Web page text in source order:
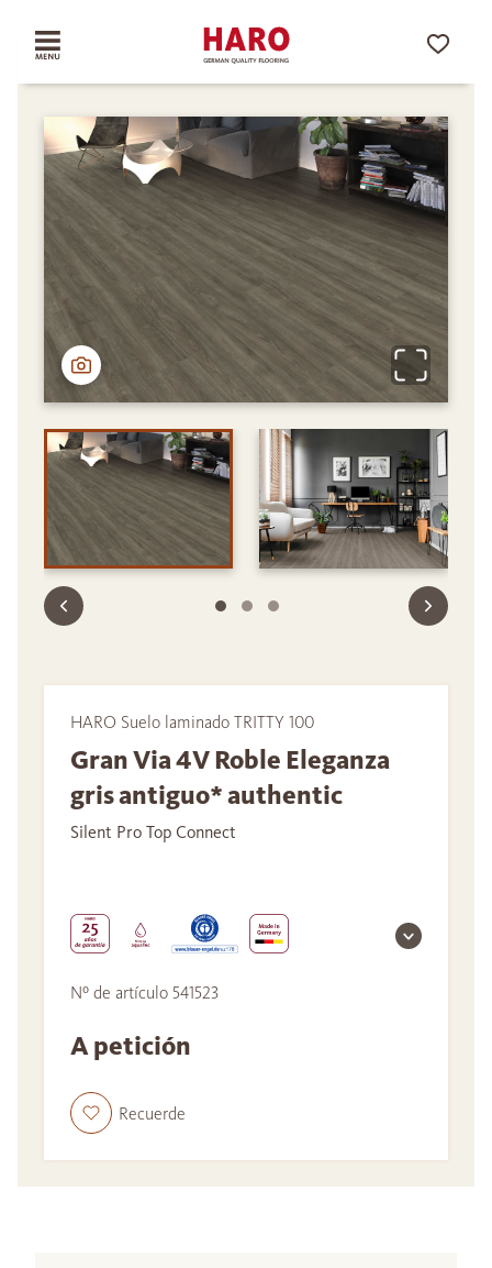
HARO Suelo laminado TRITTY 100
Gran Via 4V Roble Eleganza
gris antiguo* authentic
Silent Pro Top Connect
Nº de artículo 541523
A petición
Recuerde